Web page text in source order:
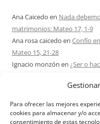
Para ofrecer las mejores
cookies para almacenar y/o
consentimiento de estas
Ana Caicedo en Nada
matrimonios: Mateo 17, 1-9
Ana rosa caicedo en Confío
Mateo 15, 21-28
Ignacio monzón en ¿Ser o
Maria Asuncion Herrero
Matrimonios: Mateo 15, 1-2.
Sandra Karina Solomitaen